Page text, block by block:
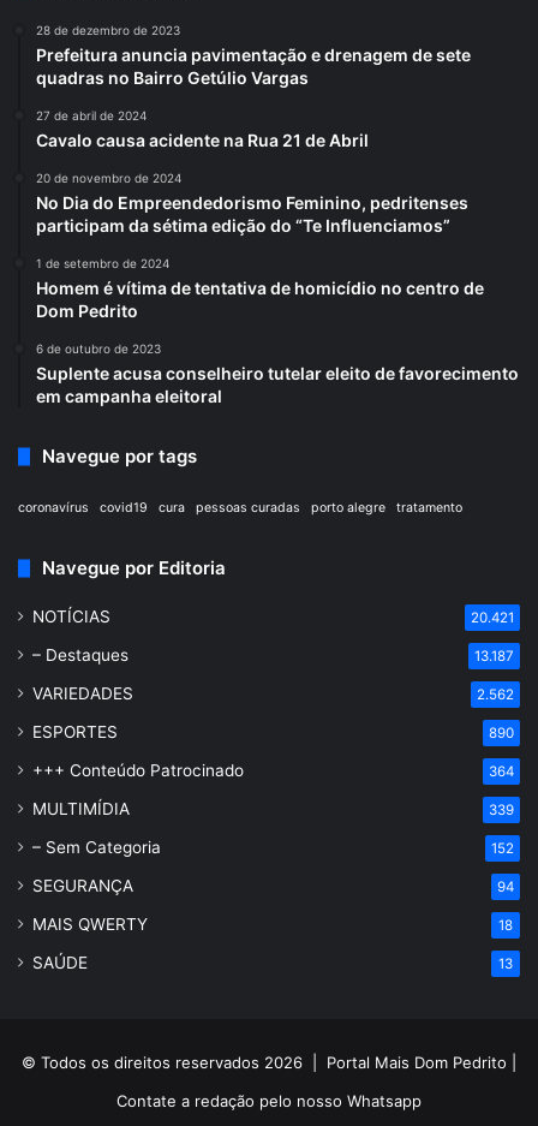
28 de dezembro de 2023
Prefeitura anuncia pavimentação e drenagem de sete
quadras no Bairro Getúlio Vargas
27 de abril de 2024
Cavalo causa acidente na Rua 21 de Abril
20 de novembro de 2024
No Dia do Empreendedorismo Feminino, pedritenses
participam da sétima edição do “Te Influenciamos”
1 de setembro de 2024
Homem é vítima de tentativa de homicídio no centro de
Dom Pedrito
6 de outubro de 2023
Suplente acusa conselheiro tutelar eleito de favorecimento
em campanha eleitoral
Navegue por tags
coronavírus covid19 cura pessoas curadas porto alegre tratamento
Navegue por Editoria
NOTÍCIAS 20.421
– Destaques 13.187
VARIEDADES 2.562
ESPORTES 890
+++ Conteúdo Patrocinado 364
MULTIMÍDIA 339
– Sem Categoria 152
SEGURANÇA 94
MAIS QWERTY 18
SAÚDE 13
© Todos os direitos reservados 2026 | Portal Mais Dom Pedrito
Contate a redação pelo nosso Whatsapp